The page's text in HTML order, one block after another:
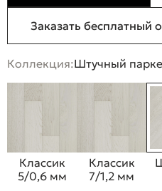
Заказать бесплатный
Коллекция:Штучный
Классик
5/0,6 мм
Классик
7/1,2 мм